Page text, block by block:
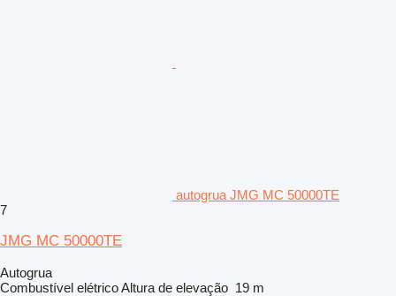
autogrua JMG MC 50000TE
7
JMG MC 50000TE
Autogrua
Combustível elétricoAltura de elevação 19 m